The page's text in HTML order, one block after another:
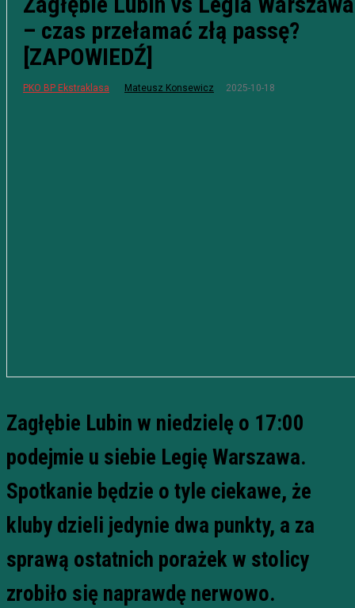
– czas przełamać złą passę?
[ZAPOWIEDŹ]
PKO BP Ekstraklasa Mateusz Konsewicz 2025-10-18
Zagłębie Lubin w niedzielę o 17:00
podejmie u siebie Legię Warszawa.
Spotkanie będzie o tyle ciekawe, że
kluby dzieli jedynie dwa punkty, a za
sprawą ostatnich porażek w stolicy
zrobiło się naprawdę nerwowo.